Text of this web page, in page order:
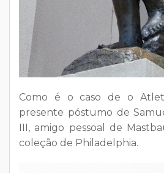
Como é o caso de o
presente póstumo de
III, amigo pessoal de
coleção de Philadelphia.